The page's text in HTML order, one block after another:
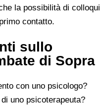
la possibilità di colloqui
contatto.
sullo
di Sopra
con uno psicologo?
uno psicoterapeuta?